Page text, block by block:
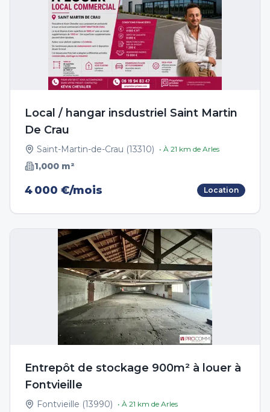
Local / hangar insdustriel Saint Martin
De Crau
Saint-Martin-de-Crau (13310) • À 21 km de Arles
1,000 m²
4 000 €/mois Location
Entrepôt de stockage 900m² à louer à
Fontvieille
Fontvieille (13990) • À 21 km de Arles